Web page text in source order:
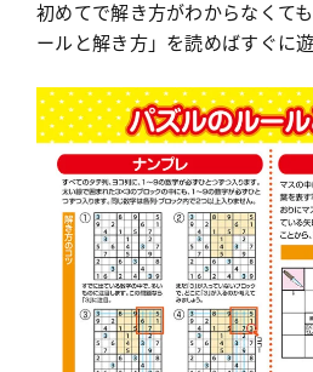
初めてで解き方がわからなくて
ールと解き方」を読めばすぐに遊